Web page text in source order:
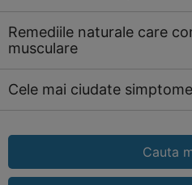
Remediile naturale care
musculare
Cele mai ciudate
Cauta